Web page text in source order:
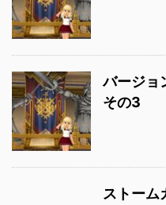
バージョ
その3
ストーム